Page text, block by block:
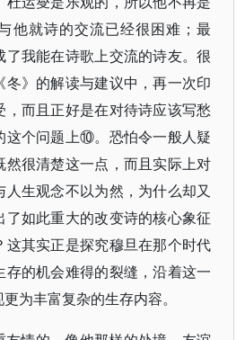
他就诗的交流已经很困难；最
了我能在诗歌上交流的诗友。很
冬》的解读与建议中，再一次印
而且正好是在对待诗应该写愁
这个问题上⑩。恐怕令一般人疑
然很清楚这一点，而且实际上对
生观念不以为然，为什么却又
如此重大的改变诗的核心象征
这其实正是探究穆旦在那个时代
的机会难得的裂缝，沿着这一
为丰富复杂的生存内容。